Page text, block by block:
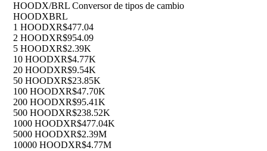
HOODX/BRL Conversor de tipos de cambio
HOODXBRL
1 HOODXR$477.04
2 HOODXR$954.09
5 HOODXR$2.39K
10 HOODXR$4.77K
20 HOODXR$9.54K
50 HOODXR$23.85K
100 HOODXR$47.70K
200 HOODXR$95.41K
500 HOODXR$238.52K
1000 HOODXR$477.04K
5000 HOODXR$2.39M
10000 HOODXR$4.77M